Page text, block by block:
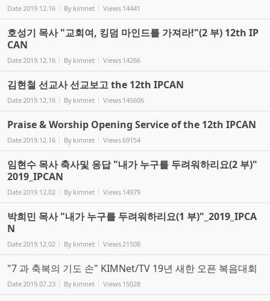
Date2019.12.16 By kimnet Views 14441
호성기 목사 "교회여, 킹덤 마인드를 가져라!"(2 부) 12th IP
CAN
Date2019.12.16 By kimnet Views 14266
김현철 선교사 선교보고 the 12th IPCAN
Date2019.12.16 By kimnet Views 145606
Praise & Worship Opening Service of the 12th IPCAN
Date2019.12.16 By kimnet Views69154
임현수 목사 축사및 응답 "내가 누구를 두려워하리요(2 부)"
2019_IPCAN
Date2019.12.02 By kimnet Views 14979
박희민 목사 "내가 누구를 두려워하리요(1 부)"_2019_IPCA
N
Date2019.12.02 By kimnet Views21508
"7 과 축복의 기도 손" KIMNet/TV 19년 새한 오픈 복음대회
Date2019.07.23 By kimnet Views 15028